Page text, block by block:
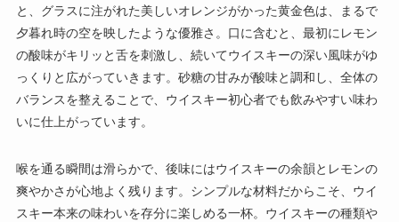
と、グラスに注がれた美しいオレンジがかった黄金色は、まるで
夕暮れ時の空を映したような優雅さ。口に含むと、最初にレモン
の酸味がキリッと舌を刺激し、続いてウイスキーの深い風味がゆ
っくりと広がっていきます。砂糖の甘みが酸味と調和し、全体の
バランスを整えることで、ウイスキー初心者でも飲みやすい味わ
いに仕上がっています。
喉を通る瞬間は滑らかで、後味にはウイスキーの余韻とレモンの
爽やかさが心地よく残ります。シンプルな材料だからこそ、ウイ
スキー本来の味わいを存分に楽しめる一杯。ウイスキーの種類や